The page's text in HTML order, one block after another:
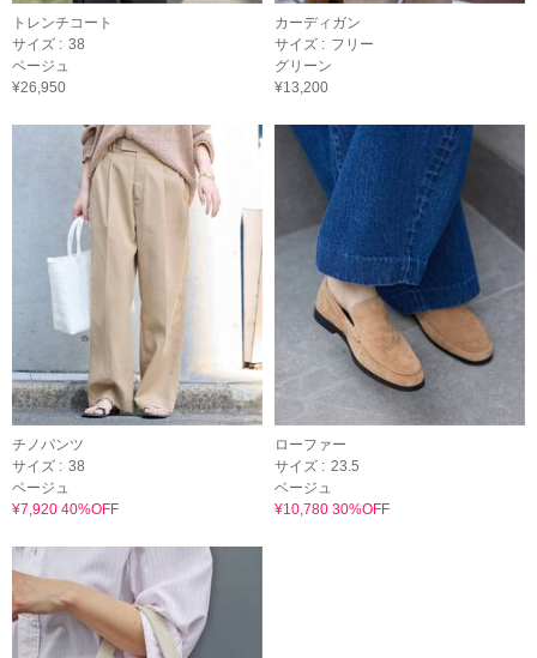
トレンチコート
サイズ : 38
ベージュ
¥26,950
カーディガン
サイズ : フリー
グリーン
¥13,200
チノパンツ
サイズ : 38
ベージュ
¥7,920 40%OFF
ローファー
サイズ : 23.5
ベージュ
¥10,780 30%OFF